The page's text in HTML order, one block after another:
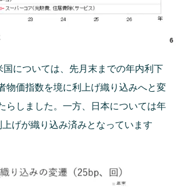
国については、先月末までの年内利下
物価指数を境に利上げ織り込みへと変
らしました。一方、日本については年
げが織り込み済みとなっています